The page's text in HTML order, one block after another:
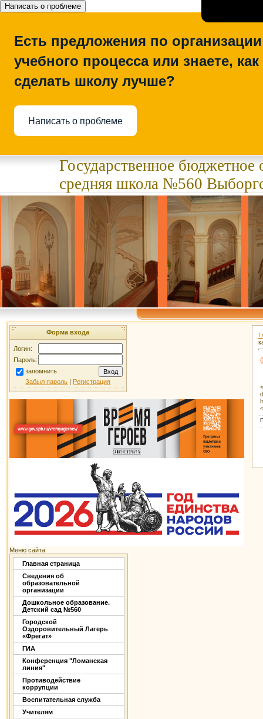
Написать о проблеме
Есть предложения по организации
учебного процесса или знаете, как
сделать школу лучше?
Написать о проблеме
Государственное бюджетное
средняя школа №560
Форма входа
Логин:
Пароль:
запомнить
Забыл пароль | Регистрация
Меню сайта
Главная страница
Сведения об
образовательной
организации
Дошкольное образование.
Детский сад №560
Городской
Оздоровительный Лагерь
«Фрегат»
ГИА
Конференция "Ломанская
линия"
Противодействие
коррупции
Воспитательная служба
Учителям